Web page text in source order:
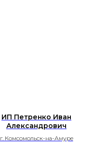
ИП Петренко Иван
Александрович
г. Комсомольск-на-Амуре